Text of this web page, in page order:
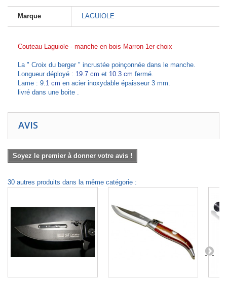
Marque LAGUIOLE
Couteau Laguiole - manche en bois Marron 1er choix
La " Croix du berger " incrustée poinçonnée dans le manche.
Longueur déployé : 19.7 cm et 10.3 cm fermé.
Lame : 9 .1 cm en acier inoxydable épaisseur 3 mm.
livré dans une boite .
AVIS
Soyez le premier à donner votre avis !
30 autres produits dans la même catégorie :